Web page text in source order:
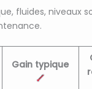
fluides, niveaux
Gain typique